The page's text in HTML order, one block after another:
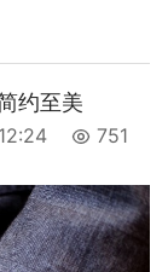
约至美
751